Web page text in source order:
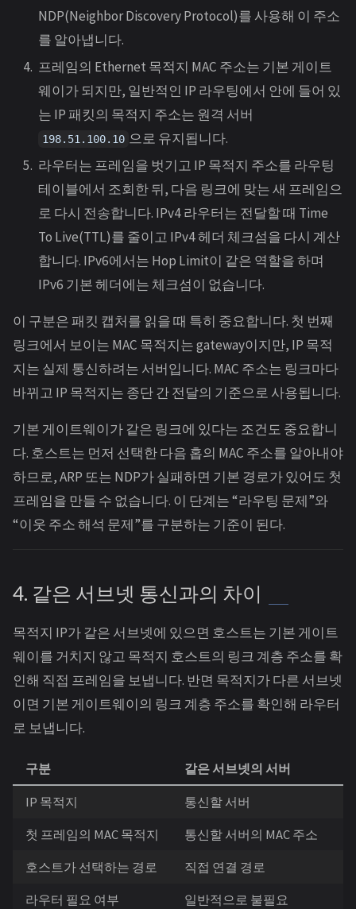
NDP(Neighbor Discovery Protocol)를 사용해 이 주소
를 알아냅니다.
프레임의 Ethernet 목적지 MAC 주소는 기본 게이트
웨이가 되지만, 일반적인 IP 라우팅에서 안에 들어 있
는 IP 패킷의 목적지 주소는 원격 서버
198.51.100.10 으로 유지됩니다.
라우터는 프레임을 벗기고 IP 목적지 주소를 라우팅
테이블에서 조회한 뒤, 다음 링크에 맞는 새 프레임으
로 다시 전송합니다. IPv4 라우터는 전달할 때 Time
To Live(TTL)를 줄이고 IPv4 헤더 체크섬을 다시 계산
합니다. IPv6에서는 Hop Limit이 같은 역할을 하며
IPv6 기본 헤더에는 체크섬이 없습니다.
이 구분은 패킷 캡처를 읽을 때 특히 중요합니다. 첫 번째
링크에서 보이는 MAC 목적지는 gateway이지만, IP 목적
지는 실제 통신하려는 서버입니다. MAC 주소는 링크마다
바뀌고 IP 목적지는 종단 간 전달의 기준으로 사용됩니다.
기본 게이트웨이가 같은 링크에 있다는 조건도 중요합니
다. 호스트는 먼저 선택한 다음 홉의 MAC 주소를 알아내야
하므로, ARP 또는 NDP가 실패하면 기본 경로가 있어도 첫
프레임을 만들 수 없습니다. 이 단계는 “라우팅 문제”와
“이웃 주소 해석 문제”를 구분하는 기준이 된다.
4. 같은 서브넷 통신과의 차이
목적지 IP가 같은 서브넷에 있으면 호스트는 기본 게이트
웨이를 거치지 않고 목적지 호스트의 링크 계층 주소를 확
인해 직접 프레임을 보냅니다. 반면 목적지가 다른 서브넷
이면 기본 게이트웨이의 링크 계층 주소를 확인해 라우터
로 보냅니다.
구분 같은 서브넷의 서버
IP 목적지 통신할 서버
첫 프레임의 MAC 목적지 통신할 서버의 MAC 주소
호스트가 선택하는 경로 직접 연결 경로
라우터 필요 여부 일반적으로 불필요